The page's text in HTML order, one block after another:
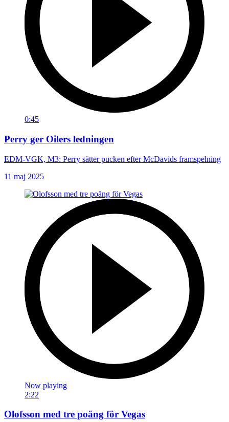
0:45
Perry ger Oilers ledningen
EDM-VGK, M3: Perry sätter pucken efter McDavids framspelning
11 maj 2025
Now playing
2:22
Olofsson med tre poäng för Vegas